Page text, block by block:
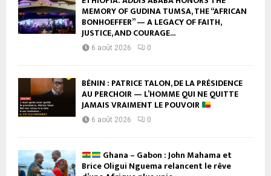
MEMORY OF GUDINA TUMSA, THE “AFRICAN
BONHOEFFER” — A LEGACY OF FAITH,
JUSTICE, AND COURAGE...
6 août 2026 0
BÉNIN : PATRICE TALON, DE LA PRÉSIDENCE
AU PERCHOIR — L’HOMME QUI NE QUITTE
JAMAIS VRAIMENT LE POUVOIR
6 août 2026 0
Ghana – Gabon : John Mahama et
Brice Oligui Nguema relancent le rêve